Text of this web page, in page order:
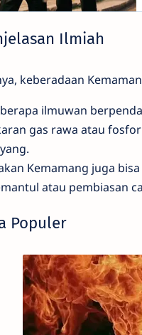
Ilmiah
keberadaan
ilmuwan
gas rawa atau
Kemamang juga
atau pembiasan
Populer